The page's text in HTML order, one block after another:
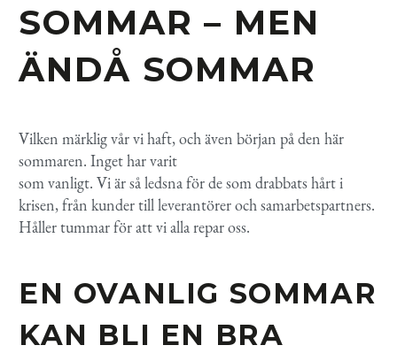
SOMMAR – MEN
ÄNDÅ SOMMAR
Vilken märklig vår vi haft, och även början på den här
sommaren. Inget har varit
som vanligt. Vi är så ledsna för de som drabbats hårt i
krisen, från kunder till leverantörer och samarbetspartners.
Håller tummar för att vi alla repar oss.
EN OVANLIG SOMMAR
KAN BLI EN BRA